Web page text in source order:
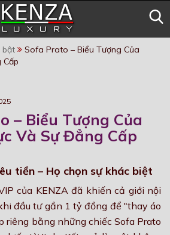
bật
Sofa Prato – Biểu Tượng Của
Cấp
– Biểu Tượng Của
Và Sự Đẳng Cấp
tiền – Họ chọn sự khác biệt
của KENZA đã khiến cả giới nội
đầu tư gần 1 tỷ đồng để "thay áo
riêng bằng những chiếc Sofa Prato